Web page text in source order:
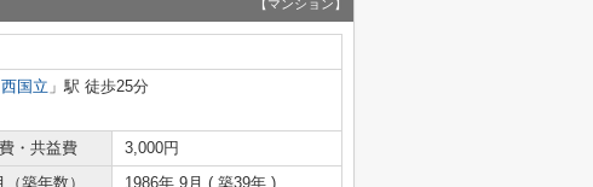
【マンション】
西国立 」駅 徒歩25分
・共益費
3,000円
築年数） 1986年 9月 ( 築39年 )